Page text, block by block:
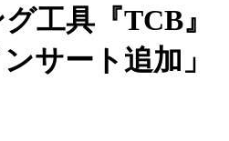
工具『TCB』
サート追加」